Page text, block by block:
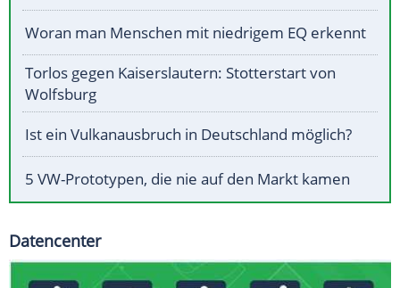
Woran man Menschen mit niedrigem EQ erkennt
Torlos gegen Kaiserslautern: Stotterstart von
Wolfsburg
Ist ein Vulkanausbruch in Deutschland möglich?
5 VW-Prototypen, die nie auf den Markt kamen
Datencenter